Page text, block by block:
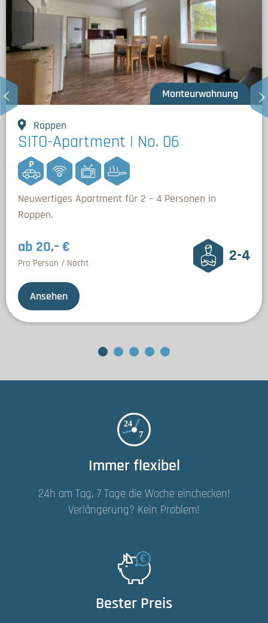
Monteurwohnung
Roppen
SITO-Apartment | No. 06
Neuwertiges Apartment für 2 – 4 Personen in
Roppen.
2-4
ab 20,– €
Pro Person / Nacht
Ansehen
Immer flexibel
24h am Tag, 7 Tage die Woche einchecken!
Verlängerung? Kein Problem!
Bester Preis